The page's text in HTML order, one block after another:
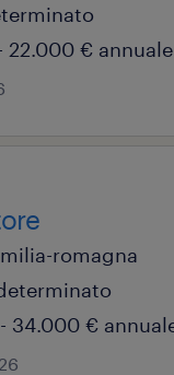
22.000 € annuale
romagna
34.000 €